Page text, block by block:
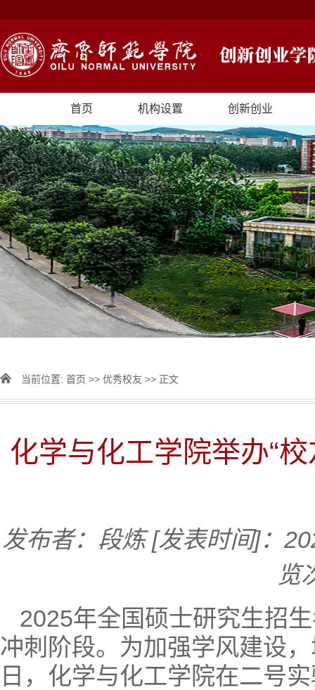
首页 机构设置 创新创业
当前位置: 首页 >> 优秀校友 >> 正文
化学与化工学院举办“
发布者：段炼 [发表时间]：
览
2025年全国硕士研究生招
冲刺阶段。为加强学风建设
日，化学与化工学院在二号